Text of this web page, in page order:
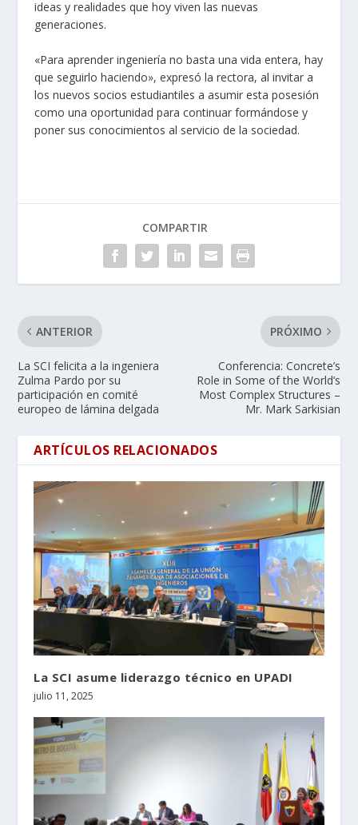
ideas y realidades que hoy viven las nuevas
generaciones.
«Para aprender ingeniería no basta una vida entera, hay
que seguirlo haciendo», expresó la rectora, al invitar a
los nuevos socios estudiantiles a asumir esta posesión
como una oportunidad para continuar formándose y
poner sus conocimientos al servicio de la sociedad.
COMPARTIR
ANTERIOR
La SCI felicita a la ingeniera
Zulma Pardo por su
participación en comité
europeo de lámina delgada
PRÓXIMO
Conferencia: Concrete’s
Role in Some of the World’s
Most Complex Structures –
Mr. Mark Sarkisian
ARTÍCULOS RELACIONADOS
La SCI asume liderazgo técnico en UPADI
julio 11, 2025